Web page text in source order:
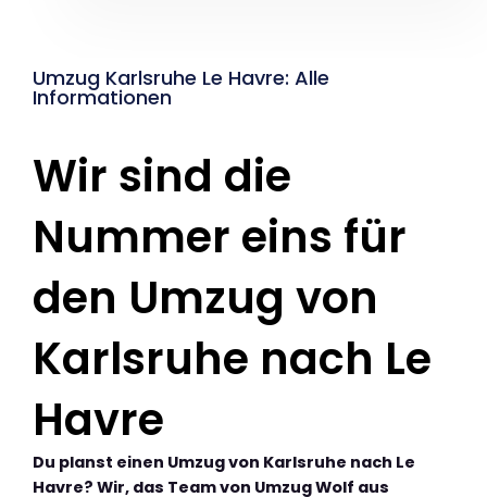
Umzug Karlsruhe Le Havre: Alle
Informationen
Wir sind die
Nummer eins für
den Umzug von
Karlsruhe nach Le
Havre
Du planst einen Umzug von Karlsruhe nach Le
Havre? Wir, das Team von Umzug Wolf aus